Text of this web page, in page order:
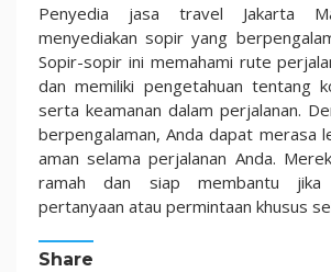
Penyedia jasa travel Jakarta
menyediakan sopir yang
Sopir-sopir ini memahami rute
dan memiliki pengetahuan tentang
serta keamanan dalam perjalanan.
berpengalaman, Anda dapat merasa
aman selama perjalanan Anda.
ramah dan siap membantu jika
pertanyaan atau permintaan khusus
Share